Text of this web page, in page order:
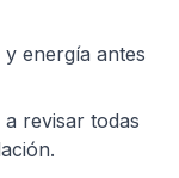
energía antes
revisar todas